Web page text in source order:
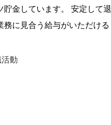
貯金しています。 安定して退
に見合う給与がいただける
動